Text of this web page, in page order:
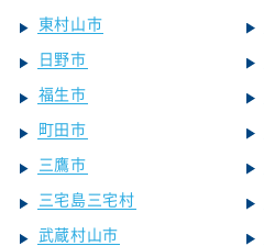
東村山市
日野市
福生市
町田市
三鷹市
三宅島三宅村
武蔵村山市